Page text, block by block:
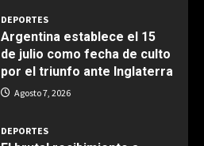
COCINA
Buñuelos de alcachofas
DEPORTES
Argentina establece el 15
de julio como fecha de culto
por el triunfo ante Inglaterra
Agosto 7, 2026
DEPORTES